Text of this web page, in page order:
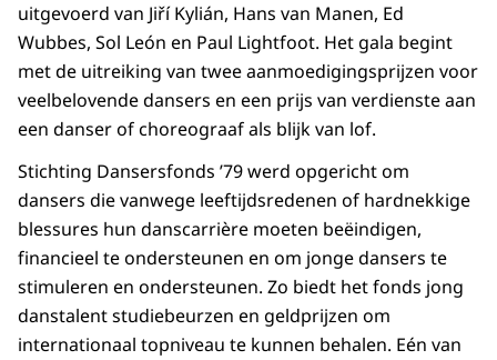
uitgevoerd van Jiří Kylián, Hans van Manen, Ed
Wubbes, Sol León en Paul Lightfoot. Het gala begint
met de uitreiking van twee aanmoedigingsprijzen voor
veelbelovende dansers en een prijs van verdienste aan
een danser of choreograaf als blijk van lof.
Stichting Dansersfonds ’79 werd opgericht om
dansers die vanwege leeftijdsredenen of hardnekkige
blessures hun danscarrière moeten beëindigen,
financieel te ondersteunen en om jonge dansers te
stimuleren en ondersteunen. Zo biedt het fonds jong
danstalent studiebeurzen en geldprijzen om
internationaal topniveau te kunnen behalen. Eén van